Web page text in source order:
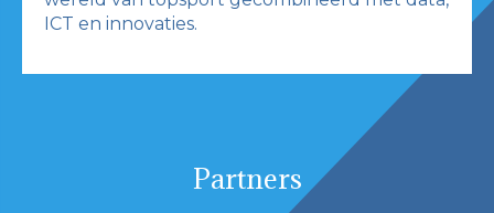
ICT en innovaties.
Partners